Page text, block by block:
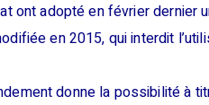
ont adopté en février dernier
en 2015, qui interdit
donne la possibilité à